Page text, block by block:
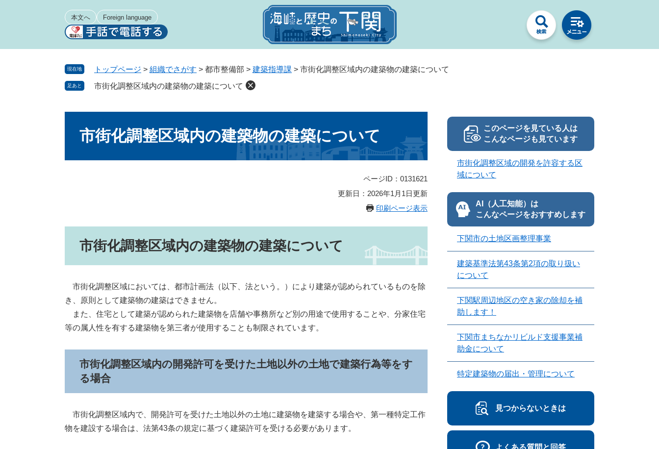
本文へ Foreign language
現在地 トップページ > 組織でさがす > 都市整備部 > 建築指導課 > 市街化調整区域内の建築物の建築について
足あと 市街化調整区域内の建築物の建築について
市街化調整区域内の建築物の建築について
ページID：0131621
更新日：2026年1月1日更新
印刷ページ表示
市街化調整区域内の建築物の建築について
市街化調整区域においては、都市計画法（以下、法という。）により建築が認められているものを除
き、原則として建築物の建築はできません。
また、住宅として建築が認められた建築物を店舗や事務所など別の用途で使用することや、分家住宅
等の属人性を有する建築物を第三者が使用することも制限されています。
市街化調整区域内の開発許可を受けた土地以外の土地で建築行為等をす
る場合
市街化調整区域内で、開発許可を受けた土地以外の土地に建築物を建築する場合や、第一種特定工作
物を建設する場合は、法第43条の規定に基づく建築許可を受ける必要があります。
このページを見ている人は
こんなページも見ています
市街化調整区域の開発を許容する区
域について
AI（人工知能）は
こんなページをおすすめします
下関市の土地区画整理事業
建築基準法第43条第2項の取り扱い
について
下関駅周辺地区の空き家の除却を補
助します！
下関市まちなかリビルド支援事業補
助金について
特定建築物の届出・管理について
見つからないときは
よくある質問と回答